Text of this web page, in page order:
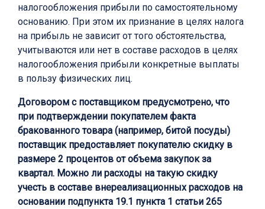
налогообложения прибыли по самостоятельному
основанию. При этом их признание в целях налога
на прибыль не зависит от того обстоятельства,
учитываются или нет в составе расходов в целях
налогообложения прибыли конкретные выплаты
в пользу физических лиц.
Договором с поставщиком предусмотрено, что
при подтверждении покупателем факта
бракованного товара (например, битой посуды)
поставщик предоставляет покупателю скидку в
размере 2 процентов от объема закупок за
квартал. Можно ли расходы на такую скидку
учесть в составе внереализационных расходов на
основании подпункта 19.1 пункта 1 статьи 265